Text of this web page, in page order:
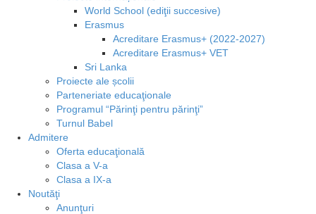
World School (ediţii succesive)
Erasmus
Acreditare Erasmus+ (2022-2027)
Acreditare Erasmus+ VET
Sri Lanka
Proiecte ale școlii
Parteneriate educaţionale
Programul “Părinţi pentru părinţi”
Turnul Babel
Admitere
Oferta educaţională
Clasa a V-a
Clasa a IX-a
Noutăţi
Anunţuri